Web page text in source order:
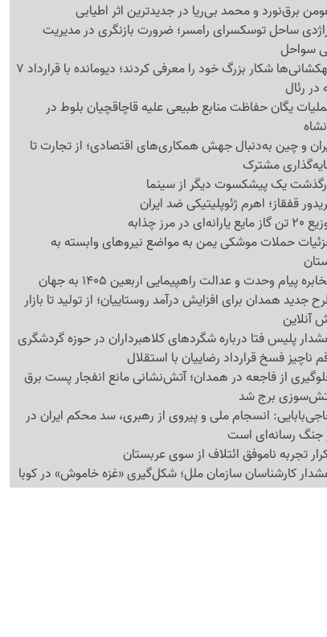
برق‌نورد و محمد بی‌ریا در جدیدترین اثر اطیابی
ساحل توسکسرای رامسر؛ ضرورت بازنگری در مدیریت
سواحل
کهکشانی‌ها شکار بزرگ خود را معرفی کردند؛ دیومانده با قرارداد 7
در رئال
یگان حفاظت منابع طبیعی علیه قاچاقچیان بلوط در
و چین به‌دنبال جهش همکاری‌های اقتصادی؛ از تجارت تا
مشترک
یک پیشکسوت دیگر از سینما
قفقاز؛ اهرم ژئوپلیتیکی ضد ایران
یارانه‌ای در مرز چذابه
حملات موشکی یمن به مواضع نیروهای وابسته به
پیام وحدت و عدالت راهپیمایی اربعین 1405 به جهان
جدید همدان برای افزایش درآمد روستاییان؛ از تولید تا بازار
آنلاین
پلیس فتا درباره شگردهای کلاهبرداران در حوزه گردشگری
ناچیز فسخ قرارداد رضاییان با استقلال
از فاجعه در همدان؛ آتش‌نشانی مانع انفجار پست برق
برج شد
انسجام ملی و پیروی از رهبری، سد محکم ایران در
جنگ رسانه‌ای است
تجربه ناموفق ائتلاف از سوی عربستان
کارشناسان سازمان ملل؛ شکل‌گیری «غزه‌ خاموش» در کوبا